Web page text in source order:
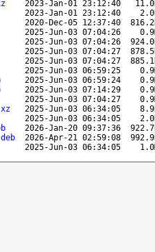
2023-Jan-01 23:12:40
2023-Jan-01 23:12:40
2020-Dec-05 12:37:40
2025-Jun-03 07:04:26
2025-Jun-03 07:04:26
2025-Jun-03 07:04:27
2025-Jun-03 07:04:27
2025-Jun-03 06:59:25
2025-Jun-03 06:59:24
2025-Jun-03 07:14:29
2025-Jun-03 07:04:27
2025-Jun-03 06:34:05
2025-Jun-03 06:34:05
2026-Jan-20 09:37:36
2026-Apr-21 02:59:08
2025-Jun-03 06:34:05